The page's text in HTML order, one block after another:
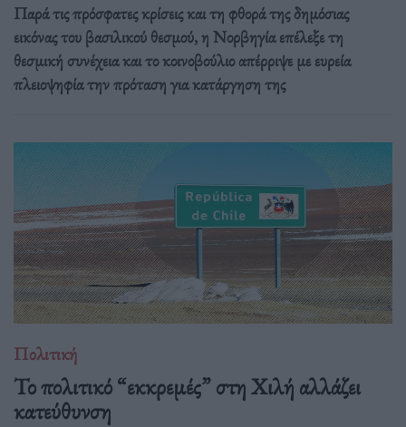
Παρά τις πρόσφατες κρίσεις και τη φθορά της δημόσιας
εικόνας του βασιλικού θεσμού, η Νορβηγία επέλεξε τη
θεσμική συνέχεια και το κοινοβούλιο απέρριψε με ευρεία
πλειοψηφία την πρόταση για κατάργηση της
Πολιτική
Το πολιτικό “εκκρεμές” στη Χιλή αλλάζει
κατεύθυνση